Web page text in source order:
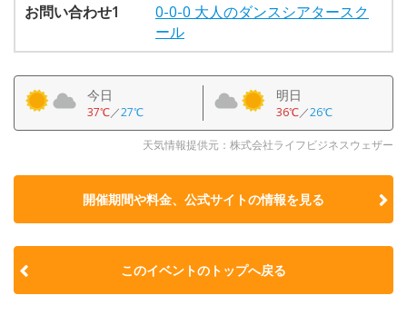
お問い合わせ1
0-0-0 大人のダンスシアタースク
ール
今日
37℃／27℃
明日
36℃／26℃
天気情報提供元：株式会社ライフビジネスウェザー
開催期間や料金、公式サイトの情報を見る
このイベントのトップへ戻る